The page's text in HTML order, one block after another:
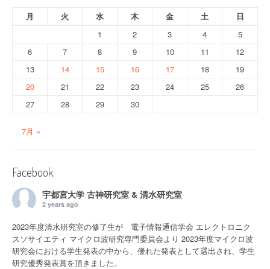
ン月 火 水 木 金 土
日
1
2 3 4
5
6
7 8 9 10 11
12
13
14 15 16 17 18
19
20
21 22 23 24 25
26
27
28 29 30
7月 »
Facebook
宇都宮大学 古神研究室 & 清水研究室
2 years ago
2023年度清水研究室の修了生が 電子情報通信学会 エレクトロニク
スソサイエティ マイクロ波研究専門委員会より 2023年度マイクロ波
研究会における学生発表の中から、優れた発表として選出され、学生
研究優秀発表賞を頂きました。